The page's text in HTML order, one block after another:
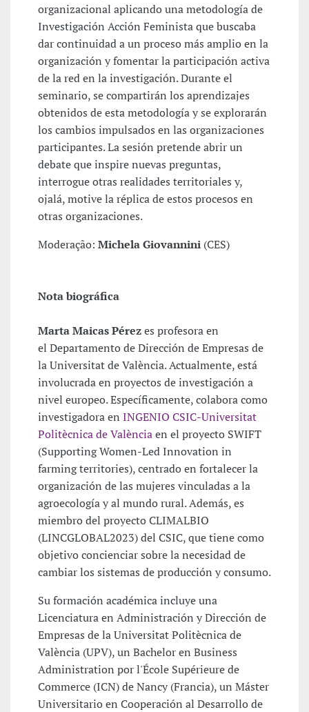
organizacional aplicando una metodología de
Investigación Acción Feminista que buscaba
dar continuidad a un proceso más amplio en la
organización y fomentar la participación activa
de la red en la investigación. Durante el
seminario, se compartirán los aprendizajes
obtenidos de esta metodología y se explorarán
los cambios impulsados en las organizaciones
participantes. La sesión pretende abrir un
debate que inspire nuevas preguntas,
interrogue otras realidades territoriales y,
ojalá, motive la réplica de estos procesos en
otras organizaciones.
Moderação: Michela Giovannini (CES)
Nota biográfica
Marta Maicas Pérezes profesora en
el Departamento de Dirección de Empresas de
la Universitat de València. Actualmente, está
involucrada en proyectos de investigación a
nivel europeo. Específicamente, colabora como
investigadora en INGENIO CSIC-Universitat
Politècnica de Valènciaen el proyecto SWIFT
(Supporting Women-Led Innovation in
farming territories), centrado en fortalecer la
organización de las mujeres vinculadas a la
agroecología y al mundo rural. Además, es
miembro del proyecto CLIMALBIO
(LINCGLOBAL2023) del CSIC, que tiene como
objetivo concienciar sobre la necesidad de
cambiar los sistemas de producción y consumo.
Su formación académica incluye una
Licenciatura en Administración y Dirección de
Empresas de la Universitat Politècnica de
València (UPV), un Bachelor en Business
Administration por l'École Supérieure de
Commerce (ICN) de Nancy (Francia), un Máster
Universitario en Cooperación al Desarrollo de